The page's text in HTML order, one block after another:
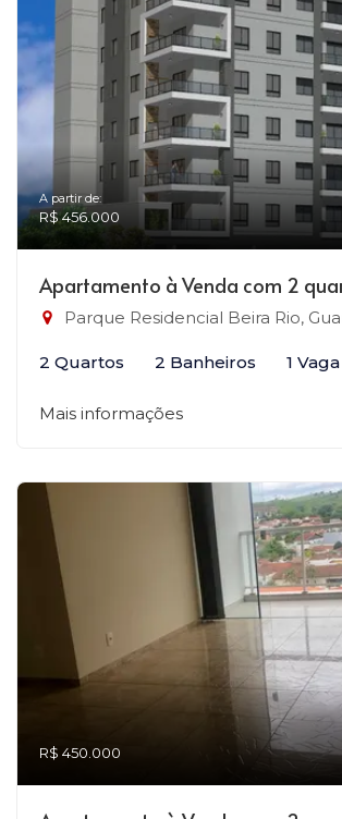
A partir de:
R$ 456.000
Apartamento à Venda com 2
Parque Residencial Beira Rio,
2 Quartos 2 Banheiros 1 Vaga
Mais informações
R$ 450.000